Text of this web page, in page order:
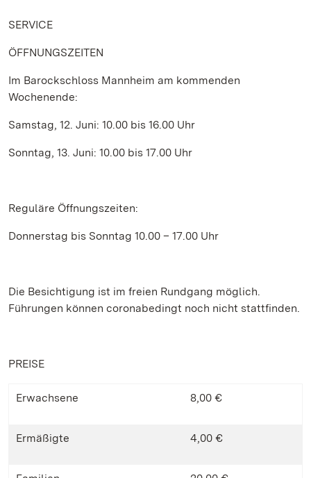
SERVICE
ÖFFNUNGSZEITEN
Im Barockschloss Mannheim am kommenden
Wochenende:
Samstag, 12. Juni: 10.00 bis 16.00 Uhr
Sonntag, 13. Juni: 10.00 bis 17.00 Uhr
Reguläre Öffnungszeiten:
Donnerstag bis Sonntag 10.00 – 17.00 Uhr
Die Besichtigung ist im freien Rundgang möglich.
Führungen können coronabedingt noch nicht stattfinden.
PREISE
Erwachsene 8,00 €
Ermäßigte 4,00 €